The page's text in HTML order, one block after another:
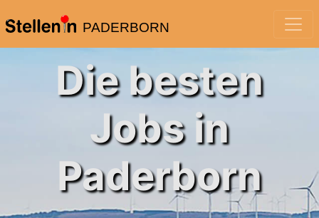
PADERBORN
Die besten
Jobs in
Paderborn